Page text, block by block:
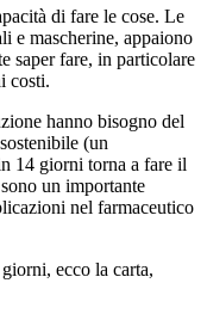
di fare le cose. Le
e mascherine, appaiono
saper fare, in particolare
costi.
hanno bisogno del
(un
14 giorni torna a fare il
un importante
nel farmaceutico
ecco la carta,